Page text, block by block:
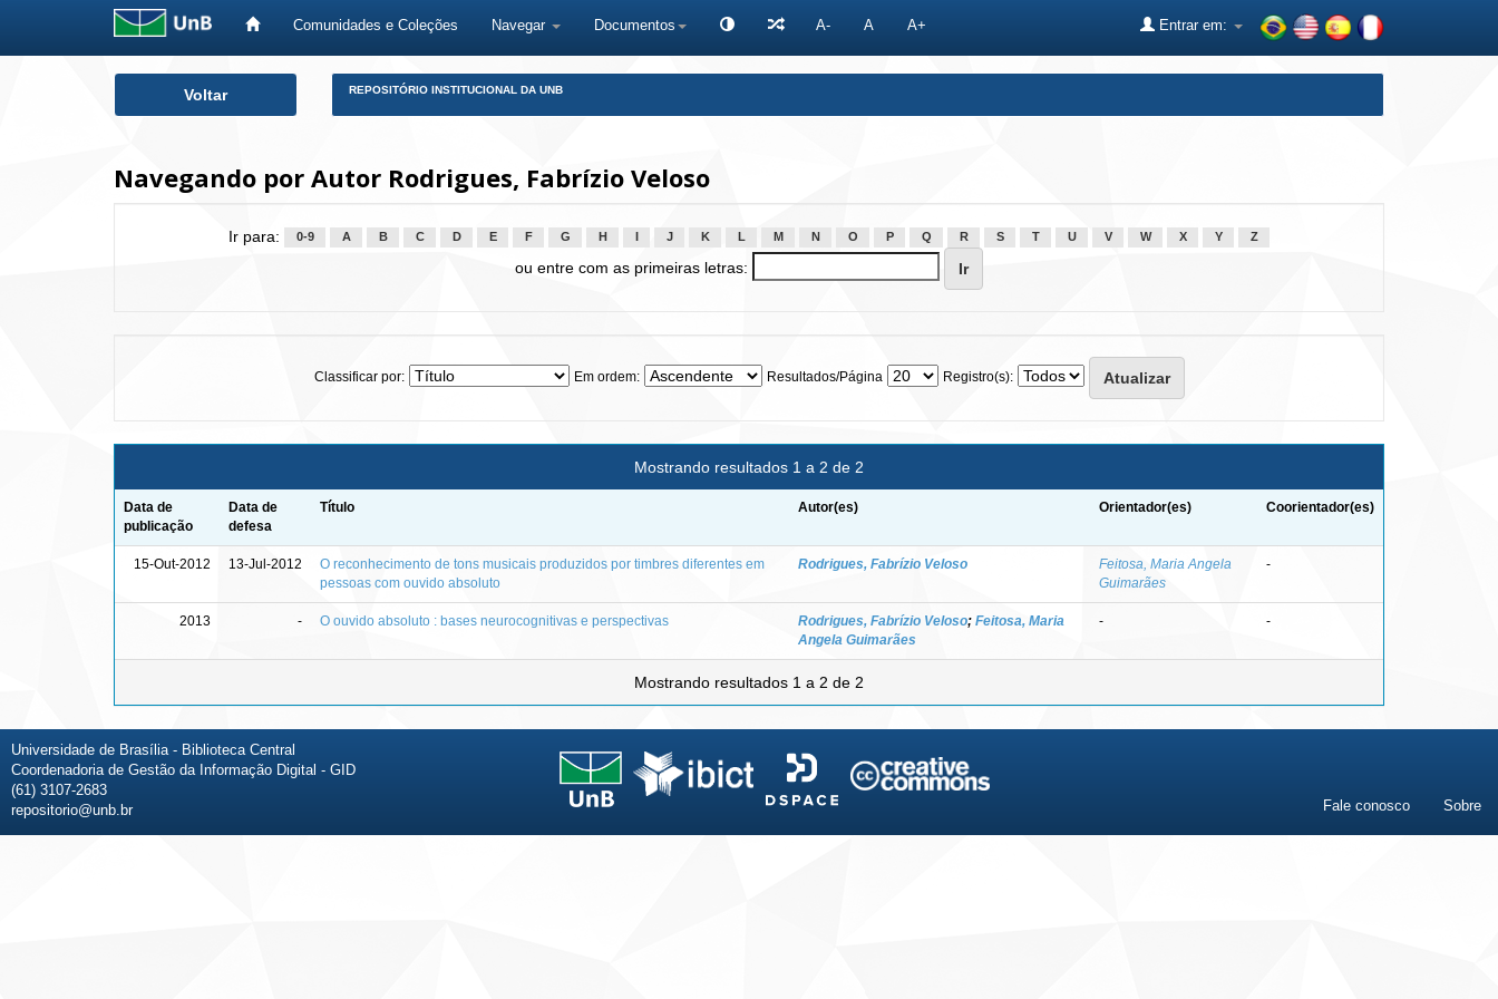
Comunidades e Coleções Navegar Documentos A- A A+ Entrar em:
Voltar REPOSITÓRIO INSTITUCIONAL DA UNB
Navegando por Autor Rodrigues, Fabrízio Veloso
Ir para: 0-9 A B C D E F G H J K L M N O P Q R S T U V W X Y Z
ou entre com as primeiras letras:
Classificar por: Em ordem: Resultados/Página Registro(s):
Mostrando resultados 1 a 2 de 2
Data de
publicação
Data de
defesa
Título Autor(es) Orientador(es) Coorientador(es)
15-Out-2012 13-Jul-2012
O reconhecimento de tons musicais produzidos por timbres diferentes em
pessoas com ouvido absoluto
Rodrigues, Fabrízio Veloso
Feitosa, Maria Angela
Guimarães
-
2013 - O ouvido absoluto : bases neurocognitivas e perspectivas Rodrigues, Fabrízio Veloso; Feitosa, Maria
Angela Guimarães
- -
Mostrando resultados 1 a 2 de 2
Universidade de Brasília - Biblioteca Central
Coordenadoria de Gestão da Informação Digital - GID
(61) 3107-2683
repositorio@unb.br
Fale conosco Sobre